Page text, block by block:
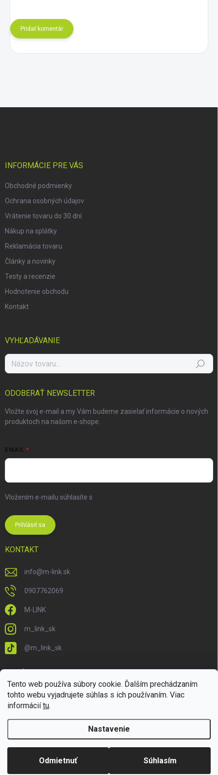
Tento web používa súbory cookie. Ďalším prechádzaním
tohto webu vyjadrujete súhlas s ich používaním. Viac
informáciítu.
Nastavenie
Odmietnuť Súhlasím
Pridať komentár
INFORMÁCIE PRE VÁS
Obchodné podmienky
Ochrana osobných údajov
Vrátenie tovaru do 30 dní
Nákup na splátky
Reklamácia tovaru
Články a novinky
Testy a recenzie
Hodnotenie obchodu
Kontakt
VYHĽADÁVANIE
Hľadať
ODOBERAŤ NEWSLETTER
Vložte svoj e-mail a my Vám budeme zasielať informácie o nových
produktoch na našom e-shope.
EMAIL
Vložením e-mailu súhlasíte s
Prihlásiť sa
KONTAKT
info@m-link.sk
0907762069
M-LINK
m_link_sk
@m_link_sk
Vytvoril Shoptet
Copyright 2026M-LINK.sk. Všetky práva vyhradené.Upraviť nastavenie